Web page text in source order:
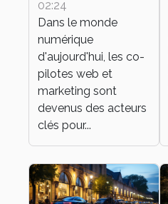
co-pilote web
et marketing
02:24
Dans le monde
numérique
d'aujourd'hui, les co-
pilotes web et
marketing sont
devenus des acteurs
clés pour...